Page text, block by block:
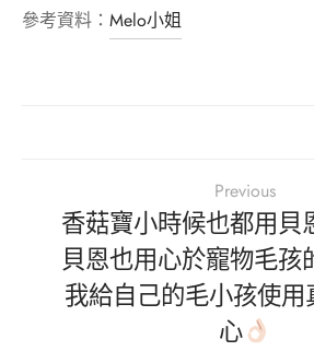
參考資料： Melo小姐
Previous
香菇寶小時候也都用貝
貝恩也用心於寵物毛孩
我給自己的毛小孩使
心